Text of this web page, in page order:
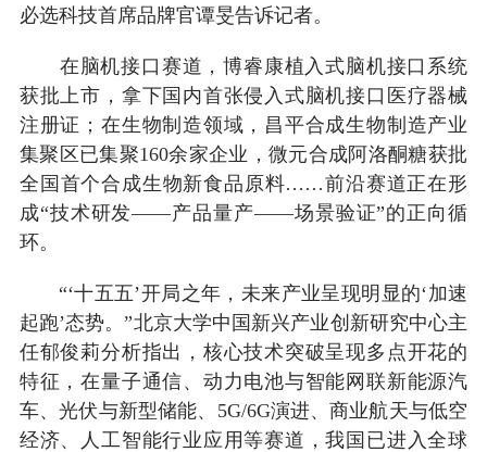
必选科技首席品牌官谭旻告诉记者。
在脑机接口赛道，博睿康植入式脑机接口系统
获批上市，拿下国内首张侵入式脑机接口医疗器械
注册证；在生物制造领域，昌平合成生物制造产业
集聚区已集聚160余家企业，微元合成阿洛酮糖获批
全国首个合成生物新食品原料……前沿赛道正在形
成“技术研发——产品量产——场景验证”的正向循
环。
“‘十五五’开局之年，未来产业呈现明显的‘加速
起跑’态势。”北京大学中国新兴产业创新研究中心主
任郁俊莉分析指出，核心技术突破呈现多点开花的
特征，在量子通信、动力电池与智能网联新能源汽
车、光伏与新型储能、5G/6G演进、商业航天与低空
经济、人工智能行业应用等赛道，我国已进入全球